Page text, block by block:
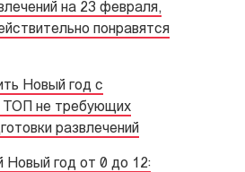
на 23 февраля,
понравятся
Новый год с
ТОП не требующих
развлечений
Новый год от 0 до 12: